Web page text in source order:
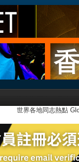
世界各地同志熱點